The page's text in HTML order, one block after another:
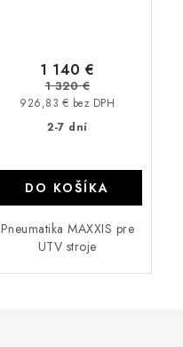
2-7 dní
926,83 € bez DPH
1 140 €
1 320 €
DO KOŠÍKA
Pneumatika MAXXIS pre
UTV stroje